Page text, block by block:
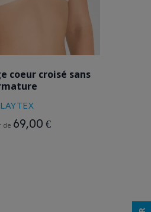
coeur croisé sans
de 69,00 €